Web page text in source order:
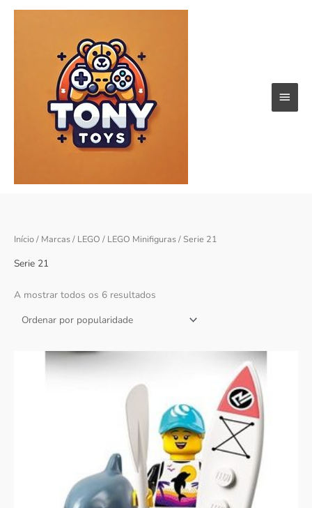
Skip
Início/ Marcas/ LEGO / LEGO Minifiguras/ Serie 21
Serie 21
A mostrar todos os 6 resultados
Ordenado
por